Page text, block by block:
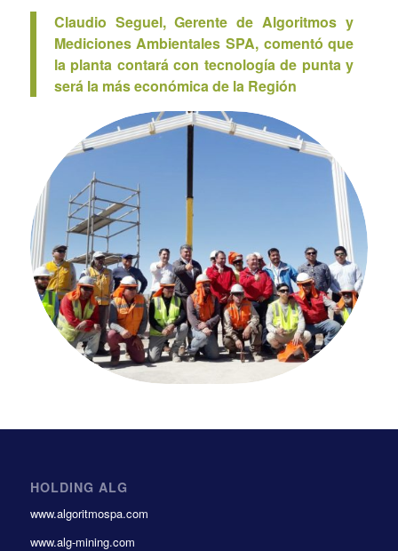
Claudio Seguel, Gerente de Algoritmos y
Mediciones Ambientales SPA, comentó que
la planta contará con tecnología de punta y
será la más económica de la Región
HOLDING ALG
www.algoritmospa.com
www.alg-mining.com